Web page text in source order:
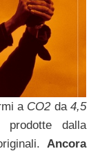
a CO2da4,5
dalla
Ancora